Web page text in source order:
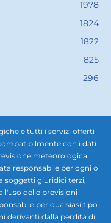
1978
1824
1822
825
296
e tutti i servizi offerti
con i dati
meteorologica.
responsabile per ogni o
soggetti giuridici terzi,
delle previsioni
per qualsiasi tipo
derivanti dalla perdita di